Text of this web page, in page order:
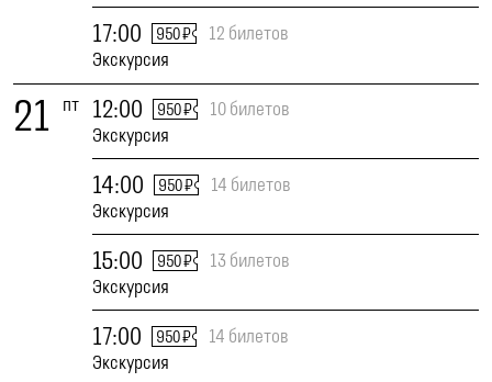
17:00 950 ₽
12 билетов
Экскурсия
21 пт 12:00 950 ₽
10 билетов
Экскурсия
14:00 950 ₽
14 билетов
Экскурсия
15:00 950 ₽
13 билетов
Экскурсия
17:00 950 ₽
14 билетов
Экскурсия